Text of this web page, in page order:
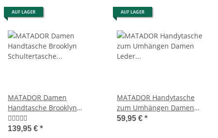
AUF LAGER
MATADOR Damen
Handtasche Brooklyn
Schultertasche
Henkeltasche Braun
139,95 € *
AUF LAGER
MATADOR Handytasche
zum Umhängen Damen
Leder Handtasche Schwarz
59,95 € *